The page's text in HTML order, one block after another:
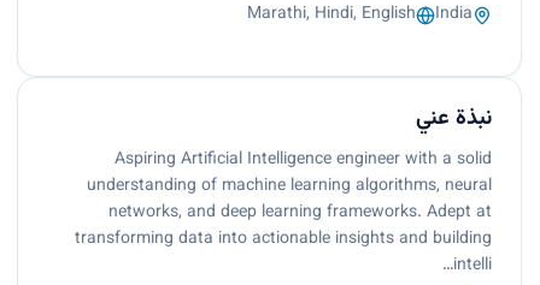
India
Marathi, Hindi, English
نبذة عني
Aspiring Artificial Intelligence engineer with a solid
understanding of machine learning algorithms, neural
networks, and deep learning frameworks. Adept at
transforming data into actionable insights and building
intelli…